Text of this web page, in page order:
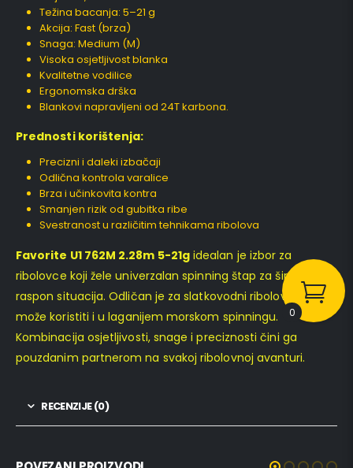
Težina bacanja: 5–21 g
Akcija: Fast (brza)
Snaga: Medium (M)
Visoka osjetljivost blanka
Kvalitetne vodilice
Ergonomska drška
Blankovi napravljeni od 24T karbona.
Prednosti korištenja:
Precizni i daleki izbačaji
Odlična kontrola varalice
Brza i učinkovita kontra
Smanjen rizik od gubitka ribe
Svestranost u različitim tehnikama ribolova
Favorite U1 762M 2.28m 5-21gidealan je izbor za
ribolovce koji žele univerzalan spinning štap za širok
raspon situacija. Odličan je za slatkovodni ribolov, ali se
može koristiti i u laganijem morskom spinningu.
Kombinacija osjetljivosti, snage i preciznosti čini ga
pouzdanim partnerom na svakoj ribolovnoj avanturi.
RECENZIJE (0)
0